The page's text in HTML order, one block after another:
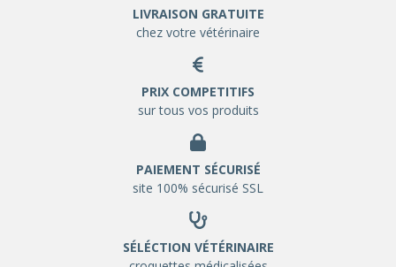
LIVRAISON GRATUITE
chez votre vétérinaire
PRIX COMPETITIFS
sur tous vos produits
PAIEMENT SÉCURISÉ
site 100% sécurisé SSL
SÉLÉCTION VÉTÉRINAIRE